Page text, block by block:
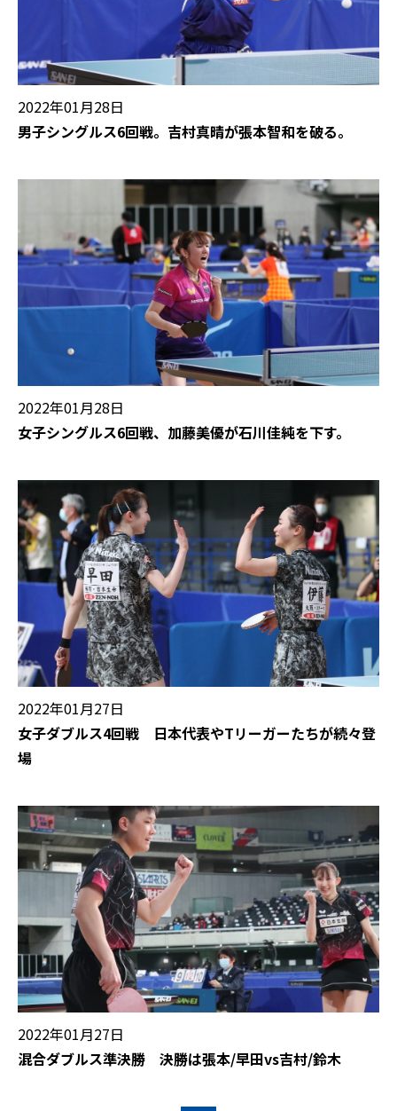
2022年01月28日
男子シングルス6回戦。吉村真晴が張本智和を破る。
2022年01月28日
女子シングルス6回戦、加藤美優が石川佳純を下す。
2022年01月27日
女子ダブルス4回戦 日本代表やTリーガーたちが続々登
場
2022年01月27日
混合ダブルス準決勝 決勝は張本/早田vs吉村/鈴木